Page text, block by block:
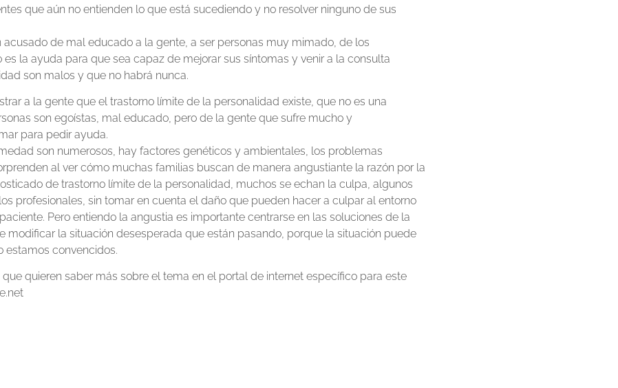
que aún no entienden lo que está sucediendo y no resolver ninguno de sus
de mal educado a la gente, a ser personas muy mimado, de los
es la ayuda para que sea capaz de mejorar sus síntomas y venir a la consulta
son malos y que no habrá nunca.
a la gente que el trastorno límite de la personalidad existe, que no es una
son egoístas, mal educado, pero de la gente que sufre mucho y
para pedir ayuda.
son numerosos, hay factores genéticos y ambientales, los problemas
al ver cómo muchas familias buscan de manera angustiante la razón por la
de trastorno límite de la personalidad, muchos se echan la culpa, algunos
profesionales, sin tomar en cuenta el daño que pueden hacer a culpar al entorno
Pero entiendo la angustia es importante centrarse en las soluciones de la
modificar la situación desesperada que están pasando, porque la situación puede
estamos convencidos.
quieren saber más sobre el tema en el portal de internet específico para este